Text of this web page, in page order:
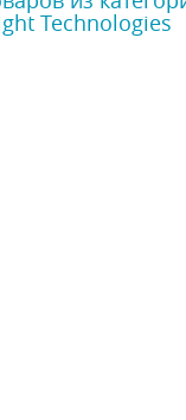
Technologies